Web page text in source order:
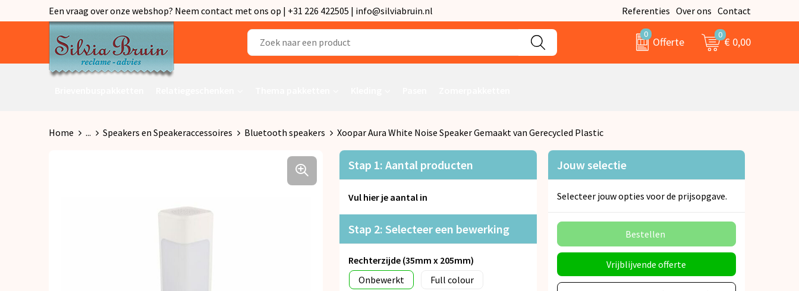
Een vraag over onze webshop? Neem contact met ons op | +31 226 422505 | info@silviabruin.nl Referenties Over ons Contact
0
Offerte
0
€ 0,00
Home ... Speakers en Speakeraccessoires Bluetooth speakers Xoopar Aura White Noise Speaker Gemaakt van Gerecycled Plastic
Stap 1: Aantal producten
Vul hier je aantal in
Stap 2: Selecteer een bewerking
Rechterzijde (35mm x 205mm)
Onbewerkt
Full colour
Jouw selectie
Selecteer jouw opties voor de prijsopgave.
Bestellen
Vrijblijvende offerte